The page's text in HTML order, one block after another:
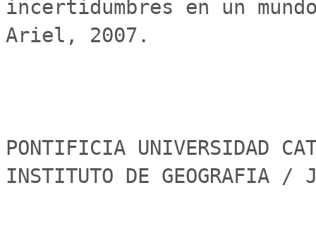
incertidumbres en un
Ariel, 2007.
PONTIFICIA UNIVERSIDAD
INSTITUTO DE GEOGRAFIA